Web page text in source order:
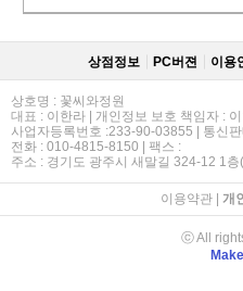
상점정보 PC버젼 이용
상호명 : 꽃씨와정원
대표 : 이한라 | 개인정보 보호 책임자 :
사업자등록번호 :233-90-03855 | 통신
전화 : 010-4815-8150 | 팩스 :
주소 : 경기도 광주시 새말길 324-12 1
이용약관| 개
ⓒ All
Make